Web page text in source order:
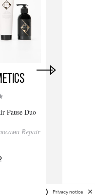
Pause Duo
Repair
Privacy notice